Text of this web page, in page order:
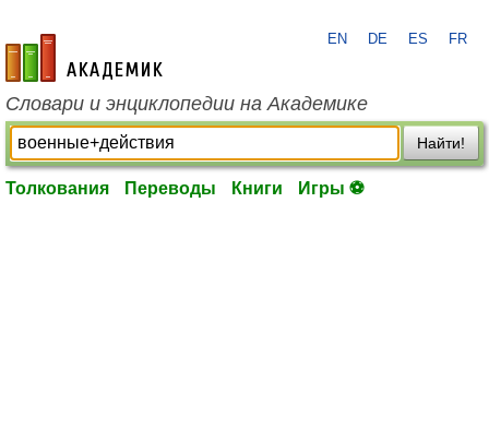
academic.ru
EN DE ES FR
Словари и энциклопедии на Академике
Найти!
Толкования Переводы Книги Игры ⚽